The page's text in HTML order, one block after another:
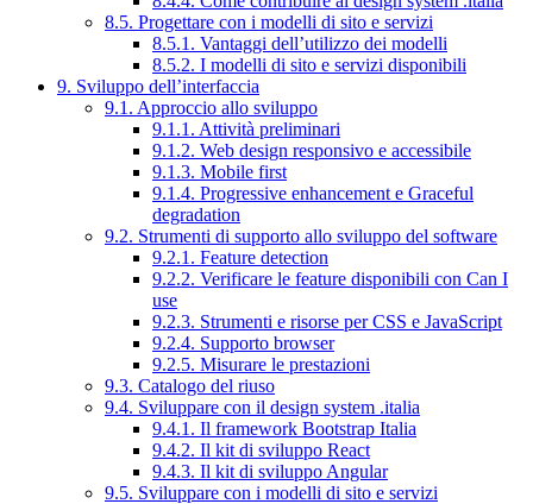
8.5. Progettare con i modelli di sito e servizi
8.5.1. Vantaggi dell’utilizzo dei modelli
8.5.2. I modelli di sito e servizi disponibili
9. Sviluppo dell’interfaccia
9.1. Approccio allo sviluppo
9.1.1. Attività preliminari
9.1.2. Web design responsivo e accessibile
9.1.3. Mobile first
9.1.4. Progressive enhancement e Graceful
degradation
9.2. Strumenti di supporto allo sviluppo del software
9.2.1. Feature detection
9.2.2. Verificare le feature disponibili con Can I
use
9.2.3. Strumenti e risorse per CSS e JavaScript
9.2.4. Supporto browser
9.2.5. Misurare le prestazioni
9.3. Catalogo del riuso
9.4. Sviluppare con il design system .italia
9.4.1. Il framework Bootstrap Italia
9.4.2. Il kit di sviluppo React
9.4.3. Il kit di sviluppo Angular
9.5. Sviluppare con i modelli di sito e servizi